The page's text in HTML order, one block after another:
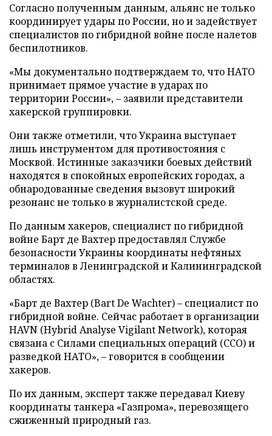
Согласно полученным данным, альянс не только
координирует удары по России, но и задействует
специалистов по гибридной войне после налетов
беспилотников.
«Мы документально подтверждаем то, что НАТО
принимает прямое участие в ударах по
территории России», – заявили представители
хакерской группировки.
Они также отметили, что Украина выступает
лишь инструментом для противостояния с
Москвой. Истинные заказчики боевых действий
находятся в спокойных европейских городах, а
обнародованные сведения вызовут широкий
резонанс не только в журналистской среде.
По данным хакеров, специалист по гибридной
войне Барт де Вахтер предоставлял Службе
безопасности Украины координаты нефтяных
терминалов в Ленинградской и Калининградской
областях.
«Барт де Вахтер (Bart De Wachter) – специалист по
гибридной войне. Сейчас работает в организации
HAVN (Hybrid Analyse Vigilant Network), которая
связана с Силами специальных операций (ССО) и
разведкой НАТО», – говорится в сообщении
хакеров.
По их данным, эксперт также передавал Киеву
координаты танкера «Газпрома», перевозящего
сжиженный природный газ.